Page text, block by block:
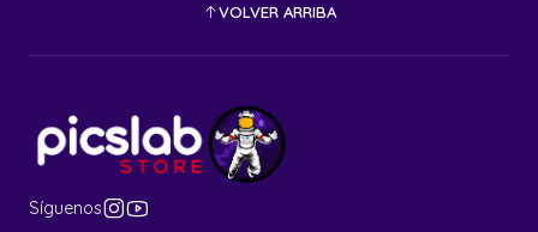
VOLVER ARRIBA
Síguenos